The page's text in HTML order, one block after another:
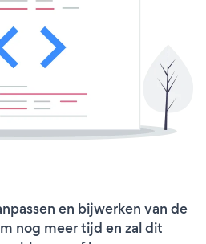
en bijwerken van de
nog meer tijd en zal dit